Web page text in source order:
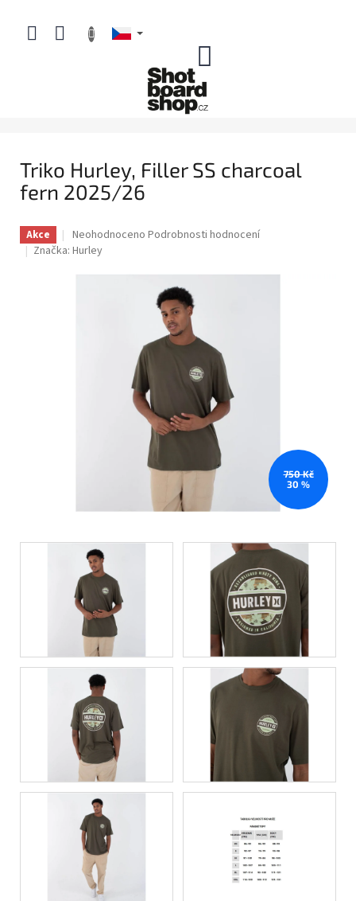
obsah
Triko Hurley, Filler SS charcoal
fern 2025/26
Akce
Průměrné
hodnocení
Neohodnoceno Podrobnosti hodnocení
Značka: Hurley
750 Kč
30 %